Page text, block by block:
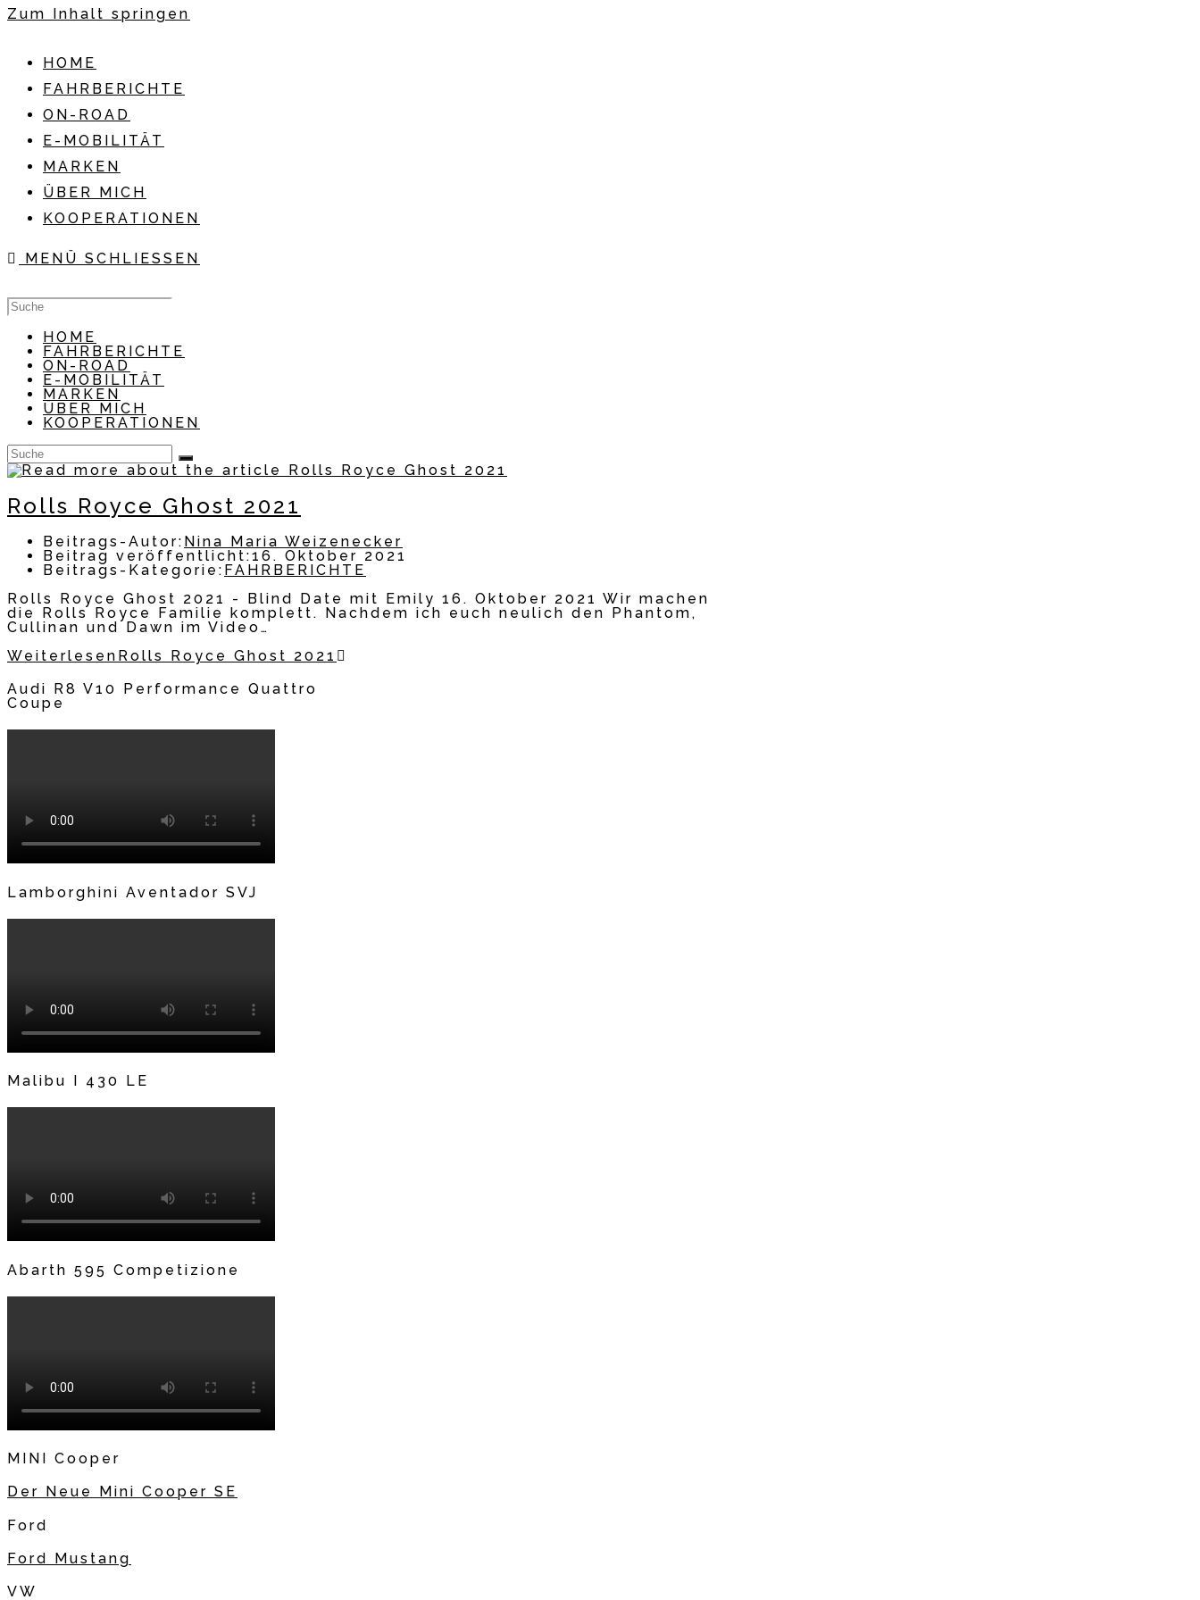
Zum Inhalt springen
HOME
FAHRBERICHTE
ON-ROAD
E-MOBILITÄT
MARKEN
ÜBER MICH
KOOPERATIONEN
MENÜ SCHLIESSEN
HOME
FAHRBERICHTE
ON-ROAD
E-MOBILITÄT
MARKEN
ÜBER MICH
KOOPERATIONEN
Rolls Royce Ghost 2021
Beitrags-Autor: Nina Maria Weizenecker
Beitrag veröffentlicht:16. Oktober 2021
Beitrags-Kategorie: FAHRBERICHTE
Rolls Royce Ghost 2021 - Blind Date mit Emily 16. Oktober 2021 Wir machen
die Rolls Royce Familie komplett. Nachdem ich euch neulich den Phantom,
Cullinan und Dawn im Video…
Weiterlesen Rolls Royce Ghost 2021
Audi R8 V10 Performance Quattro
Coupe
Lamborghini Aventador SVJ
Malibu I 430 LE
Abarth 595 Competizione
MINI Cooper
Der Neue Mini Cooper SE
Ford
Ford Mustang
VW